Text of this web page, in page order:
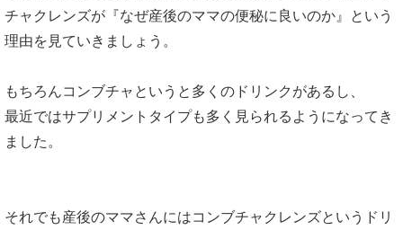
チャクレンズが『なぜ産後のママの便秘に良いのか』という
理由を見ていきましょう。
もちろんコンブチャというと多くのドリンクがあるし、
最近ではサプリメントタイプも多く見られるようになってき
ました。
それでも産後のママさんにはコンブチャクレンズというドリ